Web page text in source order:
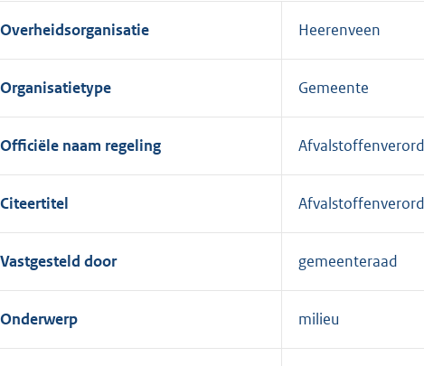
Overheidsorganisatie Heerenveen
Organisatietype Gemeente
Officiële naam regeling
Citeertitel
Vastgesteld door gemeenteraad
Onderwerp milieu